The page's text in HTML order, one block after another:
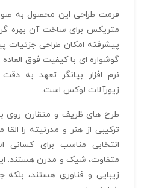
متریکس برای ساخت آن بهره
پیشرفته امکان طراحی جزئیات
گوشواره‌ ای با کیفیت فوق‌ العاده
نرم‌ افزار بیانگر تعهد به
زیورآلات لوکس است.
طرح‌ های ظریف و متقارن روی
انتخابی مناسب برای کسانی
متفاوت، شیک و مدرن هستند.
زیبایی و فناوری هستند،